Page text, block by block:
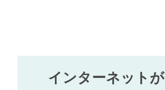
インターネットが